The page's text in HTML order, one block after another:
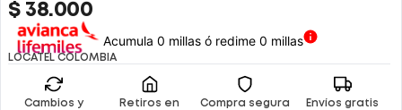
$ 38.000
Acumula 0 millas ó redime 0 millas
LOCATEL COLOMBIA
Cambios y
Retiros en
Compra segura
Envíos gratis